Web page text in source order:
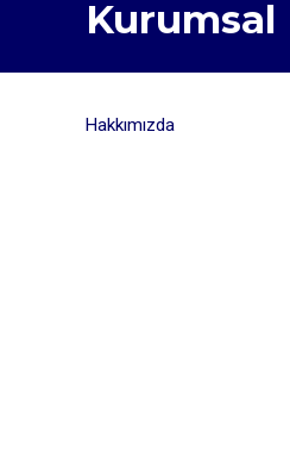
Kurumsal
Hakkımızda